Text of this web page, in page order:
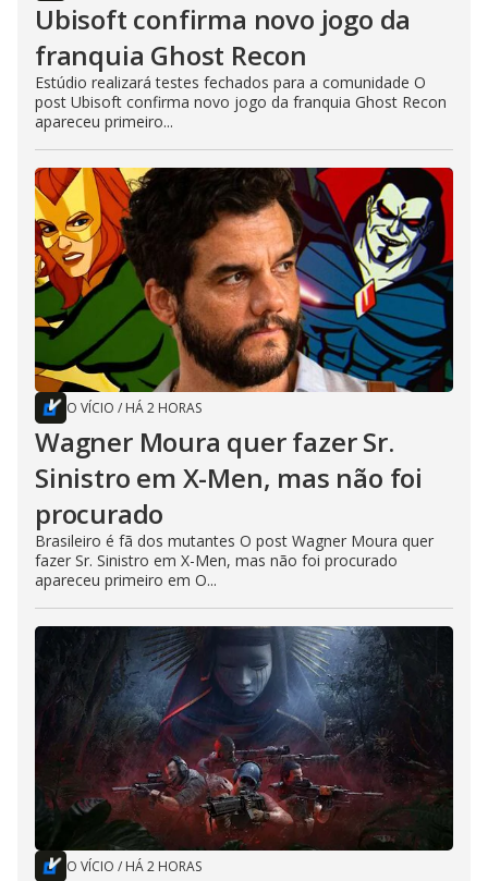
Ubisoft confirma novo jogo da
franquia Ghost Recon
Estúdio realizará testes fechados para a comunidade O
post Ubisoft confirma novo jogo da franquia Ghost Recon
apareceu primeiro...
O VÍCIO / HÁ 2 HORAS
Wagner Moura quer fazer Sr.
Sinistro em X-Men, mas não foi
procurado
Brasileiro é fã dos mutantes O post Wagner Moura quer
fazer Sr. Sinistro em X-Men, mas não foi procurado
apareceu primeiro em O...
O VÍCIO / HÁ 2 HORAS